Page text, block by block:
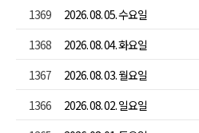
1369
2026. 08. 05. 수요일
1368
2026. 08. 04. 화요일
1367
2026. 08. 03. 월요일
1366
2026. 08. 02. 일요일